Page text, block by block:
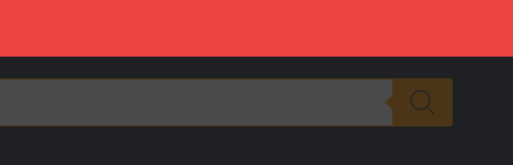
€247.00.€47.00.
Vazquez